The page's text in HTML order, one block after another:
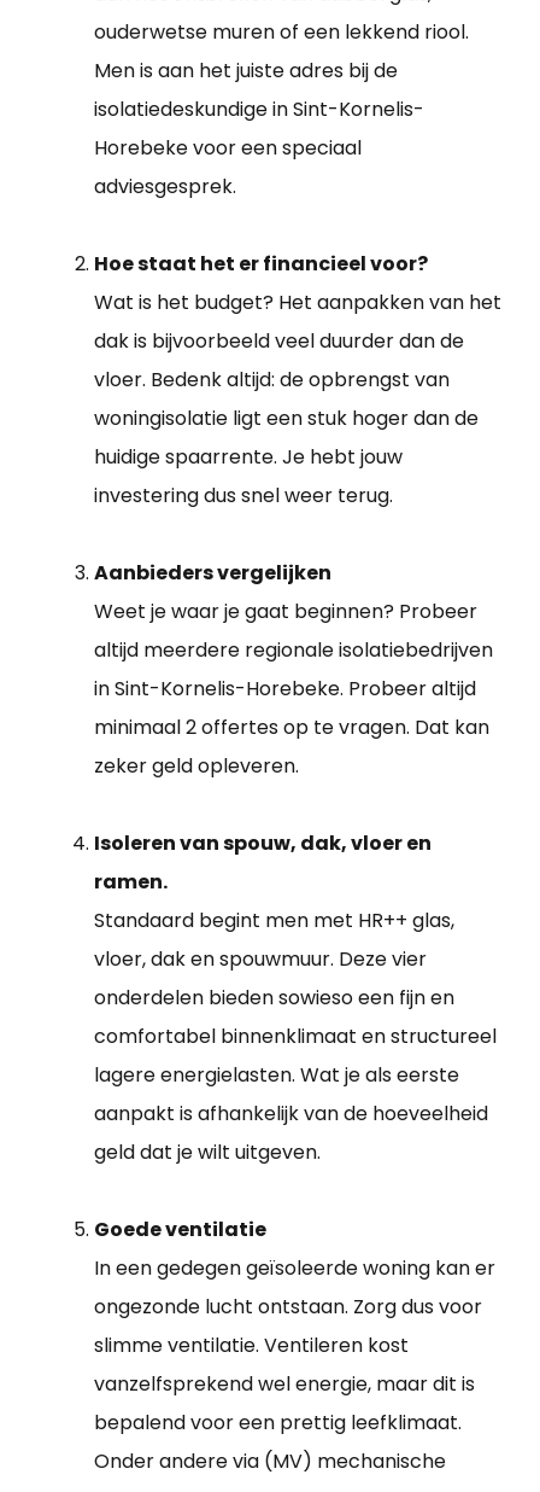
ouderwetse muren of een lekkend riool.
Men is aan het juiste adres bij de
isolatiedeskundige in Sint-Kornelis-
Horebeke voor een speciaal
adviesgesprek.
Hoe staat het er financieel voor?
Wat is het budget? Het aanpakken van het
dak is bijvoorbeeld veel duurder dan de
vloer. Bedenk altijd: de opbrengst van
woningisolatie ligt een stuk hoger dan de
huidige spaarrente. Je hebt jouw
investering dus snel weer terug.
Aanbieders vergelijken
Weet je waar je gaat beginnen? Probeer
altijd meerdere regionale isolatiebedrijven
in Sint-Kornelis-Horebeke. Probeer altijd
minimaal 2 offertes op te vragen. Dat kan
zeker geld opleveren.
Isoleren van spouw, dak, vloer en
ramen.
Standaard begint men met HR++ glas,
vloer, dak en spouwmuur. Deze vier
onderdelen bieden sowieso een fijn en
comfortabel binnenklimaat en structureel
lagere energielasten. Wat je als eerste
aanpakt is afhankelijk van de hoeveelheid
geld dat je wilt uitgeven.
Goede ventilatie
In een gedegen geïsoleerde woning kan er
ongezonde lucht ontstaan. Zorg dus voor
slimme ventilatie. Ventileren kost
vanzelfsprekend wel energie, maar dit is
bepalend voor een prettig leefklimaat.
Onder andere via (MV) mechanische